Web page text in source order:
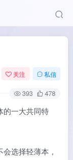
关注 私信
393 478
的一大共同特
选择轻薄本，